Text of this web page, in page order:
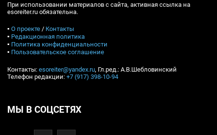
При использовании материалов с сайта, активная ссылка на
esoreiter.ru обязательна.
▪ О проекте / Контакты
▪ Редакционная политика
▪ Политика конфиденциальности
▪ Пользовательское соглашение
Контакты: esoreiter@yandex.ru, Гл.ред.: А.В.Шебловинский
Телефон редакции: +7 (917) 398-10-94
МЫ В СОЦСЕТЯХ